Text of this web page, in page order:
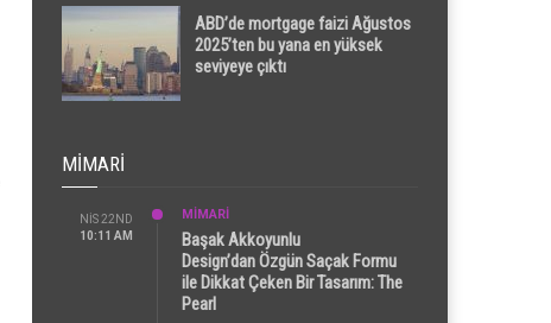
ABD’de mortgage faizi Ağustos
2025’ten bu yana en yüksek
seviyeye çıktı
MIMARI
NIS 22ND
10:11 AM
MİMARİ
Başak Akkoyunlu
Design’dan Özgün Saçak Formu
ile Dikkat Çeken Bir Tasarım: The
Pearl